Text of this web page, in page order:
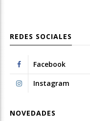
REDES SOCIALES
Facebook
Instagram
NOVEDADES